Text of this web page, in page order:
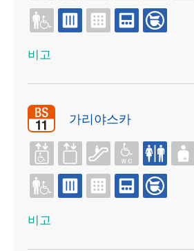
비고
가리야스카
비고